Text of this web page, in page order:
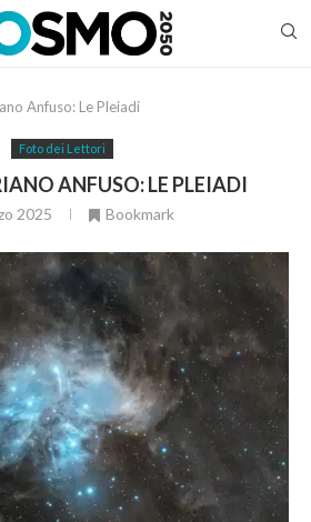
Anfuso: Le Pleiadi
Foto dei Lettori
ANFUSO: LE PLEIADI
2025 Bookmark